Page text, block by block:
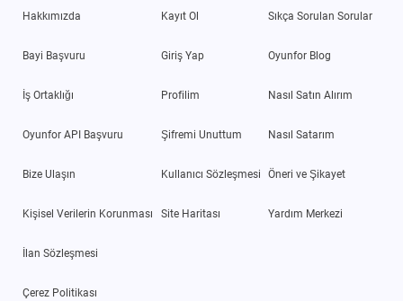
Hakkımızda
Bayi Başvuru
İş Ortaklığı
Oyunfor API Başvuru
Bize Ulaşın
Kişisel Verilerin Korunması
İlan Sözleşmesi
Çerez Politikası
Kayıt Ol
Giriş Yap
Profilim
Şifremi Unuttum
Kullanıcı Sözleşmesi
Site Haritası
Sıkça Sorulan Sorular
Oyunfor Blog
Nasıl Satın Alırım
Nasıl Satarım
Öneri ve Şikayet
Yardım Merkezi